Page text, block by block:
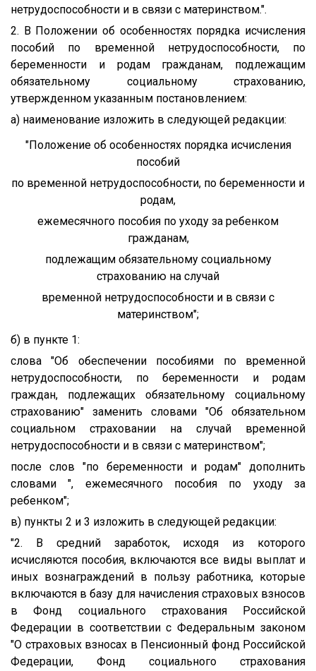
нетрудоспособности и в связи с материнством.".
2. В Положении об особенностях порядка исчисления
пособий по временной нетрудоспособности, по
беременности и родам гражданам, подлежащим
обязательному социальному страхованию,
утвержденном указанным постановлением:
а) наименование изложить в следующей редакции:
"Положение об особенностях порядка исчисления
пособий
по временной нетрудоспособности, по беременности и
родам,
ежемесячного пособия по уходу за ребенком
гражданам,
подлежащим обязательному социальному
страхованию на случай
временной нетрудоспособности и в связи с
материнством";
б) в пункте 1:
слова "Об обеспечении пособиями по временной
нетрудоспособности, по беременности и родам
граждан, подлежащих обязательному социальному
страхованию" заменить словами "Об обязательном
социальном страховании на случай временной
нетрудоспособности и в связи с материнством";
после слов "по беременности и родам" дополнить
словами ", ежемесячного пособия по уходу за
ребенком";
в) пункты 2 и 3 изложить в следующей редакции:
"2. В средний заработок, исходя из которого
исчисляются пособия, включаются все виды выплат и
иных вознаграждений в пользу работника, которые
включаются в базу для начисления страховых взносов
в Фонд социального страхования Российской
Федерации в соответствии с Федеральным законом
"О страховых взносах в Пенсионный фонд Российской
Федерации, Фонд социального страхования